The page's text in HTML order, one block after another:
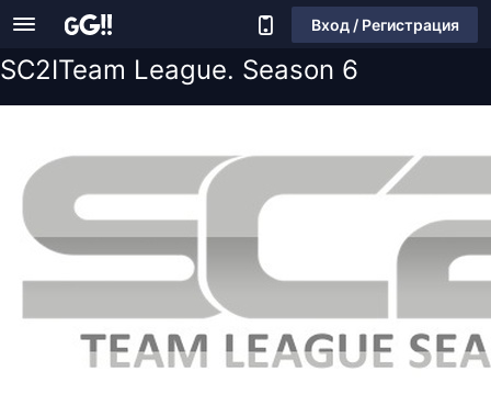
Вход / Регистрация
SC2ITeam League. Season 6